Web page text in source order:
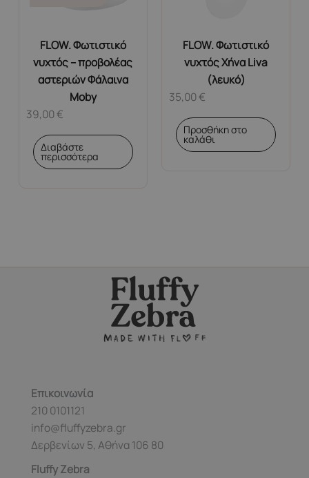
FLOW. Φωτιστικό
νυχτός – προβολέας
αστεριών Φάλαινα
Moby
39,00€
Διαβάστε
περισσότερα
FLOW. Φωτιστικό
νυχτός Χήνα Liva
(λευκό)
35,00€
Προσθήκη στο
καλάθι
Επικοινωνία
210 0101121
info@fluffyzebra.gr
Δερβενίων 5, Αθήνα 106 80
Fluffy Zebra